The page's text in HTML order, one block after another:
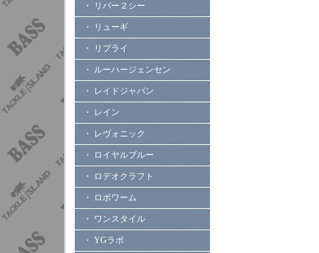
・ リバー２シー
・ リューギ
・ リプライ
・ ルーハージェンセン
・ レイドジャパン
・ レイン
・ レヴォニック
・ ロイヤルブルー
・ ロデオクラフト
・ ロボワーム
・ ワンスタイル
・ YGラボ